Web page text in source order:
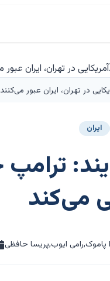
در تهران، ایران عبور
ایران
می‌کند
ایوب,پریسا حافظی